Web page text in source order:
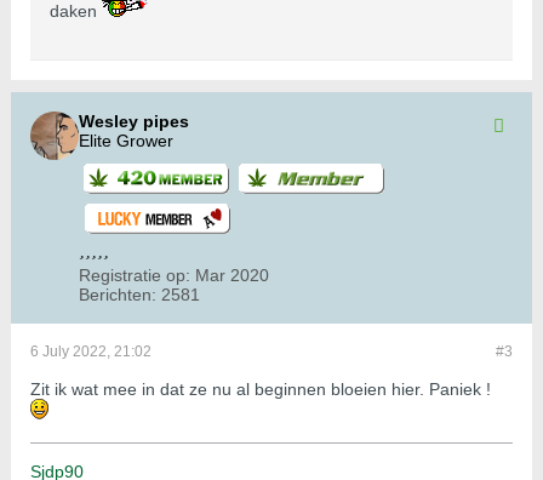
daken
Wesley pipes
Elite Grower
Registratie op: Mar 2020
Berichten: 2581
#3
6 July 2022, 21:02
Zit ik wat mee in dat ze nu al beginnen bloeien hier. Paniek !
Sjdp90